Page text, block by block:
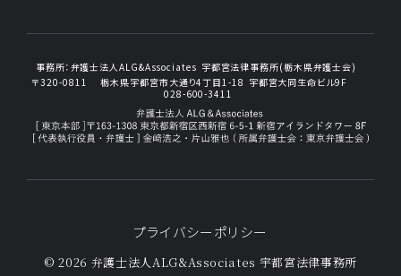
事務所： 弁護士法人ALG&Associates 宇都宮法律事務所(栃木県弁護士会)
〒320-0811
栃木県宇都宮市大通り4丁目1-18 宇都宮大同生命ビル9F
028-600-3411
プライバシーポリシー
© 2026 弁護士法人ALG&Associates 宇都宮法律事務所